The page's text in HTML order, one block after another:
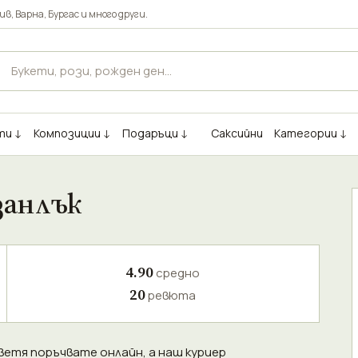
, Варна, Бургаси много други.
↓ Композиции ↓ Подаръци ↓ Саксийни Категории ↓
4.90средно
20ревюта
поръчвате онлайн, а наш куриер